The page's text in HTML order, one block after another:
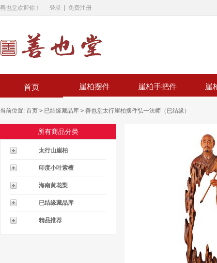
善也堂欢迎你！ 登录 免费注册
首页 崖柏摆件 崖柏手把件 崖
当前位置: 首页 > 已结缘藏品库 > 善也堂太行崖柏摆件弘一法师（已结缘）
所有商品分类
太行山崖柏
印度小叶紫檀
海南黄花梨
已结缘藏品库
精品推荐